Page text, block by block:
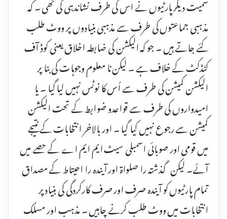
سمیت دیگر پارٹیوں نے اس کی طرف نشاندہی کی تھی ۔ کہ
مذہبی جماعتوں کی طرف سے مذہبی بنیادوں پر ووٹ طلب
کئے جاتے ہیں ۔ جو کہ الیکشن کی ضابطہ اخلاق یعنی کوڈ آف
کنڈکٹ کے خلاف ہے ۔ لیکن نا معلوم وجوہات کی بنا پر
الیکشن کمیشن کی طرف سے اُس کا نوٹس نہیں لیا گیا ۔ یا
امیدواروں کی طرف سے قواعدو ضوابط کے تحت الیکشن
کمیشن سے رجوع نہیں کیا گیا ۔ اور بالاخر انتخابات کے نتیجے
میں قومی اور صوبائی اسمبلی سیٹ ایم ایم اے کے حصے میں
آئے۔ لیکن گذشتہ را صلواۃ اور آیندہ را احیتاط کے مصداق
تمام پارٹیوں کو آیندہ صرف اور صرف کارکردگی کی بنیاد پر
انتخابات میں ووٹ طلب کرنے چاہیں ۔ مذہب اور مسلک